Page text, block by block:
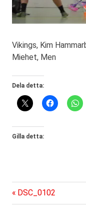
Vikings, Kim
Miehet, Men
Dela detta:
Gilla detta:
Föregående
inlägg:
DSC_0102